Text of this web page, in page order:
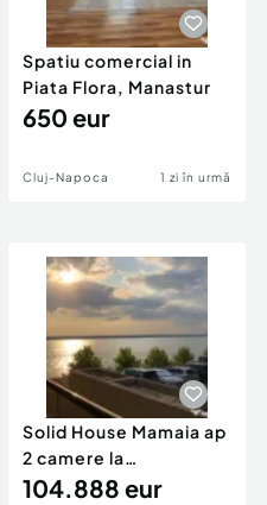
Spatiu comercial in
Piata Flora, Manastur
650 eur
Cluj-Napoca 1 zi în urmă
Solid House Mamaia ap
2 camere la
cheie,langa Mega
104.888 eur